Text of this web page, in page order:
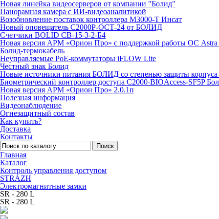
Новая линейка видеосерверов от компании "Болид"
Панорамная камера с ИИ-видеоаналитикой
Возобновление поставок контроллера М3000-Т Инсат
Новый оповещатель С2000Р-ОСТ-24 от БОЛИД
Счетчики BOLID СВ-15-3-2-Б4
Новая версия АРМ «Орион Про» с поддержкой работы ОС
Болид-термокабель
Неуправляемые PoE-коммутаторы iFLOW Lite
Честный знак Болид
Новые источники питания БОЛИД со степенью защиты корпуса
Биометрический контроллер доступа С2000-BIOAccess-SF5P
Новая версия АРМ «Орион Про» 2.0.1п
Полезная информация
Видеонаблюдение
Огнезащитный состав
Как купить?
Доставка
Контакты
Поиск
Главная
Каталог
Контроль управления доступом
STRAZH
Электромагнитные замки
SR - 280 L
SR - 280 L